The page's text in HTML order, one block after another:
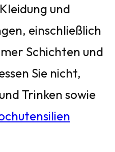
und
einschließlich
Schichten und
Sie nicht,
Trinken sowie